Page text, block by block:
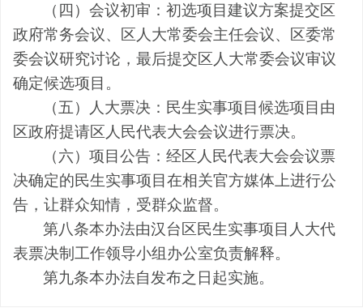
（四）会议初审：初选项目建议方案提交区
政府常务会议、区人大常委会主任会议、区委常
委会议研究讨论，最后提交区人大常委会议审议
确定候选项目。
（五）人大票决：民生实事项目候选项目由
区政府提请区人民代表大会会议进行票决。
（六）项目公告：经区人民代表大会会议票
决确定的民生实事项目在相关官方媒体上进行公
告，让群众知情，受群众监督。
第八条本办法由汉台区民生实事项目人大代
表票决制工作领导小组办公室负责解释。
第九条本办法自发布之日起实施。